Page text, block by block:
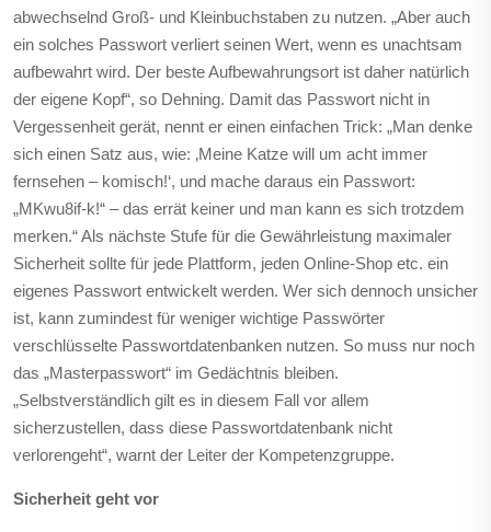
abwechselnd Groß- und Kleinbuchstaben zu nutzen. „Aber auch
ein solches Passwort verliert seinen Wert, wenn es unachtsam
aufbewahrt wird. Der beste Aufbewahrungsort ist daher natürlich
der eigene Kopf“, so Dehning. Damit das Passwort nicht in
Vergessenheit gerät, nennt er einen einfachen Trick: „Man denke
sich einen Satz aus, wie: ‚Meine Katze will um acht immer
fernsehen – komisch!‘, und mache daraus ein Passwort:
„MKwu8if-k!“ – das errät keiner und man kann es sich trotzdem
merken.“ Als nächste Stufe für die Gewährleistung maximaler
Sicherheit sollte für jede Plattform, jeden Online-Shop etc. ein
eigenes Passwort entwickelt werden. Wer sich dennoch unsicher
ist, kann zumindest für weniger wichtige Passwörter
verschlüsselte Passwortdatenbanken nutzen. So muss nur noch
das „Masterpasswort“ im Gedächtnis bleiben.
„Selbstverständlich gilt es in diesem Fall vor allem
sicherzustellen, dass diese Passwortdatenbank nicht
verlorengeht“, warnt der Leiter der Kompetenzgruppe.
Sicherheit geht vor